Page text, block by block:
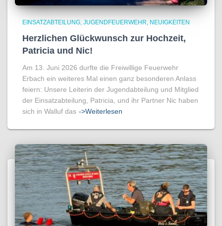
EINSATZABTEILUNG JUGENDFEUERWEHR NEUIGKEITEN
Herzlichen Glückwunsch zur Hochzeit,
Patricia und Nic!
Am 13. Juni 2026 durfte die Freiwillige Feuerwehr
Erbach ein weiteres Mal einen ganz besonderen Anlass
feiern: Unsere Leiterin der Jugendabteilung und Mitglied
der Einsatzabteilung, Patricia, und ihr Partner Nic haben
sich in Walluf das ->Weiterlesen